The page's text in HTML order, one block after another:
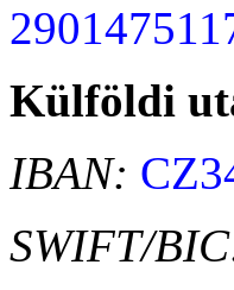
Külföldi
IBAN:
SWIFT/